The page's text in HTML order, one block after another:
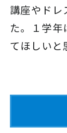
講座やド
た。１学
てほしいと